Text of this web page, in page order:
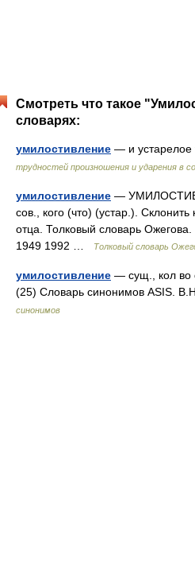
Смотреть что такое
словарях:
умилостивление — и
трудностей произношения и ударения в
умилостивление —
сов., кого (что) (устар.).
отца. Толковый словарь
1949 1992 …
Толковый словарь
умилостивление — сущ., кол во
(25) Словарь синонимов ASIS.
синонимов